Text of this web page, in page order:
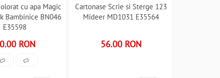
cu apa Magic
Bambinice BN046
E35598
RON
Cartonase Scrie si Sterge 123
Mideer MD1031 E35564
56.00 RON